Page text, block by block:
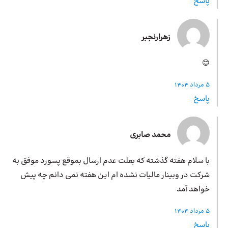
زهرارنجبر
😊
5 مرداد 1404
پاسخ
محمد صابری
با سلام هفته گذشته که بعلت عدم ارسال بموقع پسورد موفق به
شرکت در وبینار مالیات نشده ام این هفته نمی دانم چه پیش
خواهد آمد
5 مرداد 1404
پاسخ